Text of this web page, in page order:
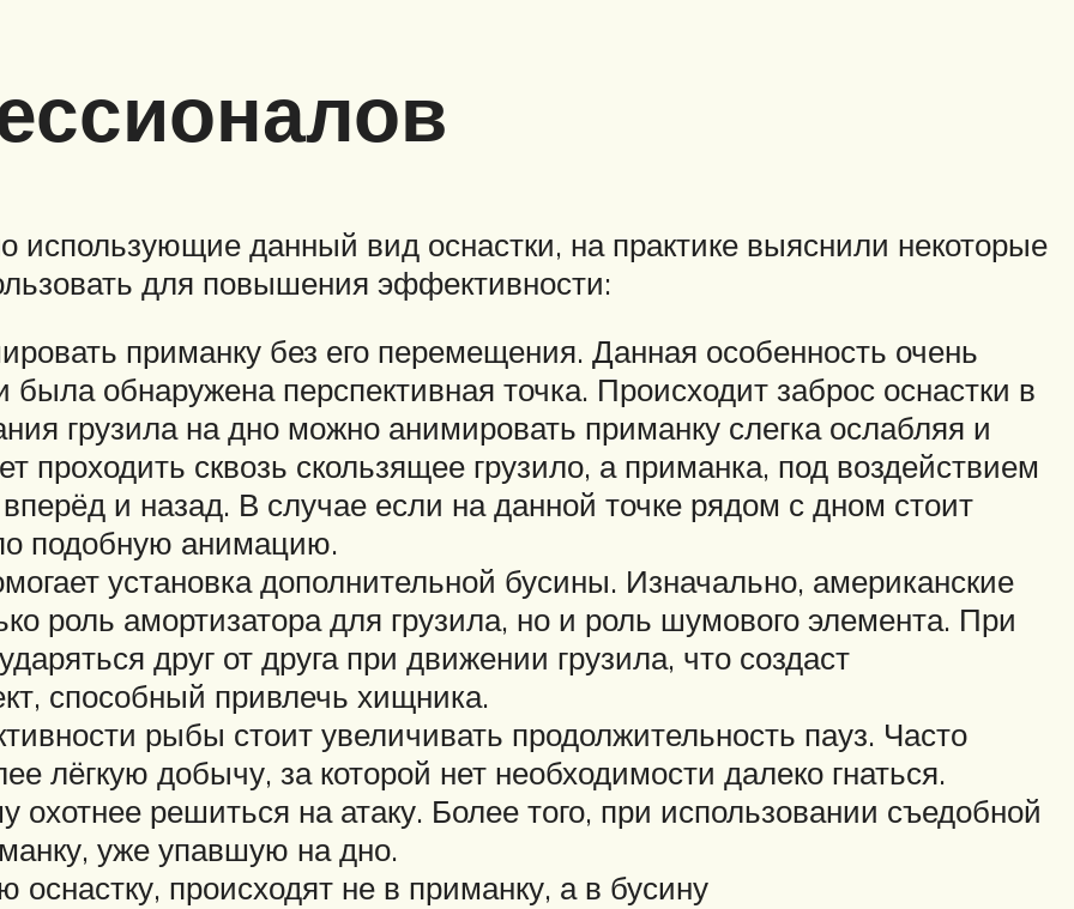
данный вид оснастки, на практике выяснили некоторые
для повышения эффективности:
приманку без его перемещения. Данная особенность очень
была обнаружена перспективная точка. Происходит заброс оснастки в
грузила на дно можно анимировать приманку слегка ослабляя и
проходить сквозь скользящее грузило, а приманка, под воздействием
и назад. В случае если на данной точке рядом с дном стоит
подобную анимацию.
установка дополнительной бусины. Изначально, американские
роль амортизатора для грузила, но и роль шумового элемента. При
друг от друга при движении грузила, что создаст
способный привлечь хищника.
рыбы стоит увеличивать продолжительность пауз. Часто
лёгкую добычу, за которой нет необходимости далеко гнаться.
решиться на атаку. Более того, при использовании съедобной
уже упавшую на дно.
оснастку, происходят не в приманку, а в бусину